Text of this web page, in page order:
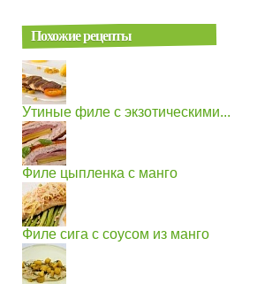
Похожие рецепты
Утиные филе с экзотическими...
Филе цыпленка с манго
Филе сига с соусом из манго